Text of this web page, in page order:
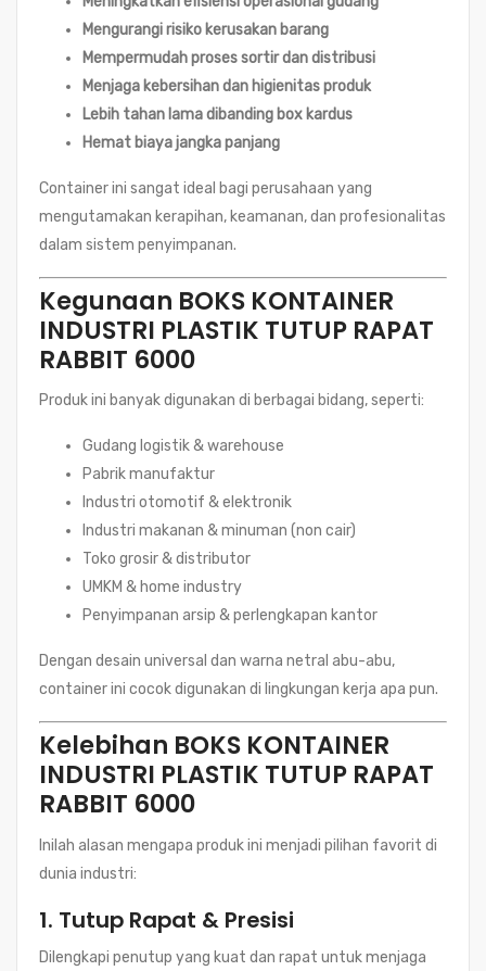
Mengurangi risiko kerusakan barang
Mempermudah proses sortir dan distribusi
Menjaga kebersihan dan higienitas produk
Lebih tahan lama dibanding box kardus
Hemat biaya jangka panjang
Container ini sangat ideal bagi perusahaan yang
mengutamakan kerapihan, keamanan, dan profesionalitas
dalam sistem penyimpanan.
Kegunaan BOKS KONTAINER
INDUSTRI PLASTIK TUTUP RAPAT
RABBIT 6000
Produk ini banyak digunakan di berbagai bidang, seperti:
Gudang logistik & warehouse
Pabrik manufaktur
Industri otomotif & elektronik
Industri makanan & minuman (non cair)
Toko grosir & distributor
UMKM & home industry
Penyimpanan arsip & perlengkapan kantor
Dengan desain universal dan warna netral abu-abu,
container ini cocok digunakan di lingkungan kerja apa pun.
Kelebihan BOKS KONTAINER
INDUSTRI PLASTIK TUTUP RAPAT
RABBIT 6000
Inilah alasan mengapa produk ini menjadi pilihan favorit di
dunia industri:
1. Tutup Rapat & Presisi
Dilengkapi penutup yang kuat dan rapat untuk menjaga